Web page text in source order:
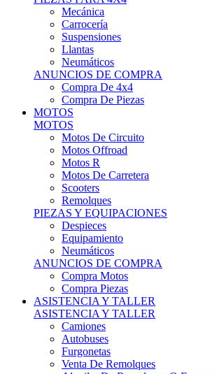
Carrocería
Suspensiones
Llantas
Neumáticos
ANUNCIOS DE COMPRA
Compra De 4x4
Compra De Piezas
MOTOS
MOTOS
Motos De Circuito
Motos Offroad
Motos R
Motos De Carretera
Scooters
Remolques
PIEZAS Y EQUIPACIONES
Despieces
Equipamiento
Neumáticos
ANUNCIOS DE COMPRA
Compra Motos
Compra Piezas
ASISTENCIA Y TALLER
ASISTENCIA Y TALLER
Camiones
Autobuses
Furgonetas
Venta De Remolques
Alquiler De Remolques O Furgones
Carpas